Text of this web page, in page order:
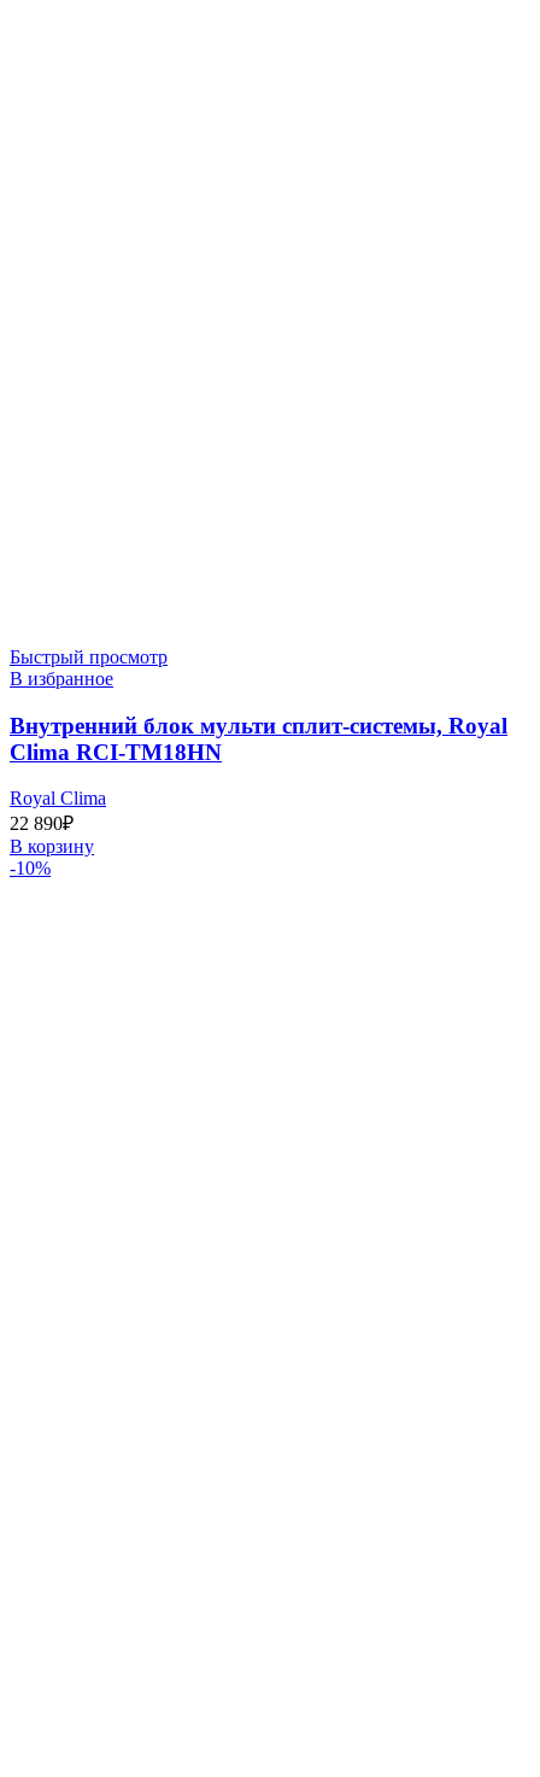
Быстрый просмотр
В избранное
Внутренний блок мульти сплит-системы, Royal
Clima RCI-TM18HN
Royal Clima
22 890₽
В корзину
-10%